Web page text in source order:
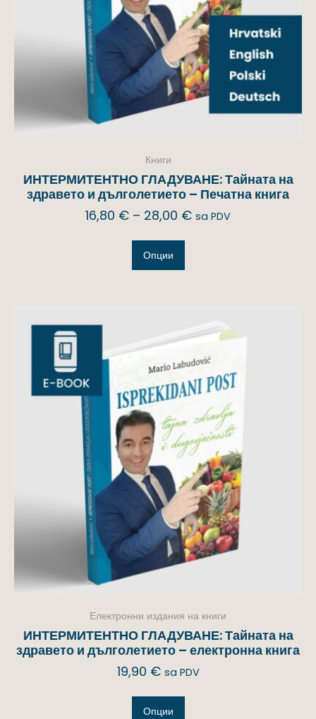
Книги
ИНТЕРМИТЕНТНО ГЛАДУВАНЕ: Тайната на
здравето и дълголетието – Печатна книга
16,80 € – 28,00 € sa PDV
Опции
Електронни издания на книги
ИНТЕРМИТЕНТНО ГЛАДУВАНЕ: Тайната на
здравето и дълголетието – електронна книга
19,90 € sa PDV
Опции